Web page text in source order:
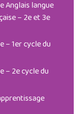
Anglais langue
– 2e et 3e
– 1er cycle du
– 2e cycle du